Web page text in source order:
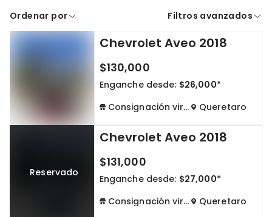
A crédito De contado
Cdmx y Edo Mex Querétaro
Negociar precio
Borrar todo
Ordenar por Filtros avanzados
Chevrolet Aveo 2018
$130,000
Enganche desde: $26,000*
Consignación virtual
Queretaro
Reservado
Chevrolet Aveo 2018
$131,000
Enganche desde: $27,000*
Consignación virtual
Queretaro